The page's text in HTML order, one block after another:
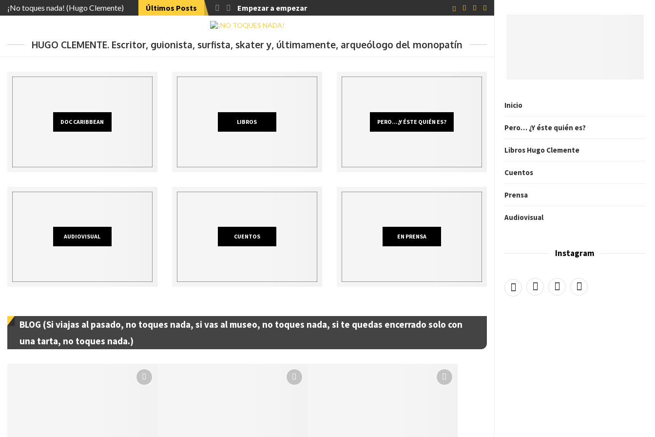
Inicio
Pero… ¿Y éste quién es?
Libros Hugo Clemente
Cuentos
Prensa
Audiovisual
Instagram
¡No toques nada! (Hugo Clemente) Últimos Posts Empezar a empezar
HUGO CLEMENTE. Escritor, guionista, surfista, skater y, últimamente, arqueólogo del monopatín
DOC CARIBBEAN LIBROS PERO...¿Y ÉSTE QUIÉN ES?
AUDIOVISUAL CUENTOS EN PRENSA
BLOG (Si viajas al pasado, no toques nada, si vas al museo, no toques nada, si te quedas encerrado solo con
una tarta, no toques nada.)